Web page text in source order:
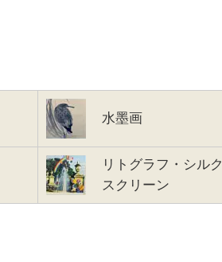
水墨画
リトグラフ・シルク
スクリーン